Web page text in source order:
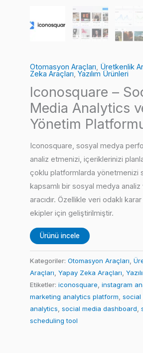
Otomasyon Araçları, Üretkenlik
Zeka Araçları, Yazılım Ürünleri
Iconosquare –
Media Analytics
Yönetim
Iconosquare, sosyal medya
analiz etmenizi, içeriklerinizi
çoklu platformlarda yönetmenizi
kapsamlı bir sosyal medya
aracıdır. Özellikle veri odaklı
ekipler için geliştirilmiştir.
Ürünü incele
Kategoriler: Otomasyon Araçları
Araçları Yapay Zeka Araçları
Etiketler: iconosquare instagram
marketing analytics platform social
analytics social media dashboard
scheduling tool